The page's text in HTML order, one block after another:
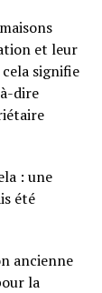
et leur
signifie
dire
: une
été
ancienne
la